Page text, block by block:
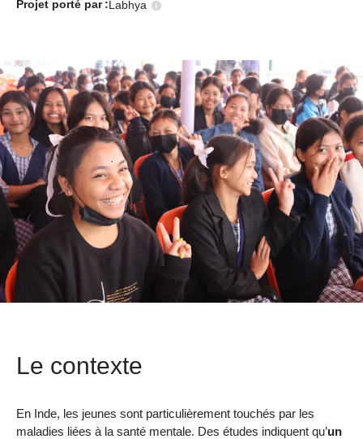
Projet porté par :Labhya
Le contexte
En Inde, les jeunes sont particulièrement touchés par les
maladies liées à la santé mentale. Des études indiquent qu’un